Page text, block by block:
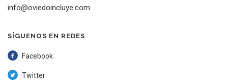
info@oviedoincluye.com
SÍGUENOS EN REDES
Facebook
Twitter